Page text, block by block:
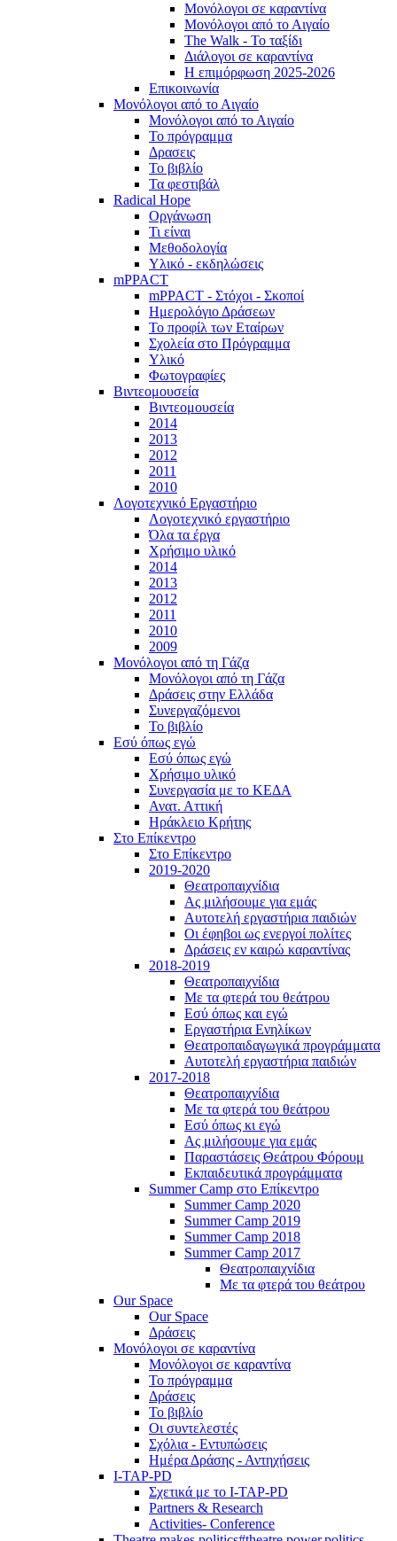
Μονόλογοι σε καραντίνα
Μονόλογοι από το Αιγαίο
The Walk - Το ταξίδι
Διάλογοι σε καραντίνα
Η επιμόρφωση 2025-2026
Επικοινωνία
Μονόλογοι από το Αιγαίο
Μονόλογοι από το Αιγαίο
Το πρόγραμμα
Δρασεις
Το βιβλίο
Τα φεστιβάλ
Radical Hope
Οργάνωση
Τι είναι
Μεθοδολογία
Υλικό - εκδηλώσεις
mPPACT
mPPACT - Στόχοι - Σκοποί
Ημερολόγιο Δράσεων
Το προφίλ των Εταίρων
Σχολεία στο Πρόγραμμα
Υλικό
Φωτογραφίες
Βιντεομουσεία
Βιντεομουσεία
2014
2013
2012
2011
2010
Λογοτεχνικό Εργαστήριο
Λογοτεχνικό εργαστήριο
Όλα τα έργα
Χρήσιμο υλικό
2014
2013
2012
2011
2010
2009
Μονόλογοι από τη Γάζα
Μονόλογοι από τη Γάζα
Δράσεις στην Ελλάδα
Συνεργαζόμενοι
To βιβλίο
Εσύ όπως εγώ
Εσύ όπως εγώ
Χρήσιμο υλικό
Συνεργασία με το ΚΕΔΑ
Ανατ. Αττική
Ηράκλειο Κρήτης
Στο Επίκεντρο
Στο Επίκεντρο
2019-2020
Θεατροπαιχνίδια
Ας μιλήσουμε για εμάς
Αυτοτελή εργαστήρια παιδιών
Οι έφηβοι ως ενεργοί πολίτες
Δράσεις εν καιρώ καραντίνας
2018-2019
Θεατροπαιχνίδια
Με τα φτερά του θεάτρου
Εσύ όπως και εγώ
Εργαστήρια Ενηλίκων
Θεατροπαιδαγωγικά προγράμματα
Αυτοτελή εργαστήρια παιδιών
2017-2018
Θεατροπαιχνίδια
Με τα φτερά του θεάτρου
Εσύ όπως κι εγώ
Ας μιλήσουμε για εμάς
Παραστάσεις Θεάτρου Φόρουμ
Εκπαιδευτικά προγράμματα
Summer Camp στο Επίκεντρο
Summer Camp 2020
Summer Camp 2019
Summer Camp 2018
Summer Camp 2017
Θεατροπαιχνίδια
Με τα φτερά του θεάτρου
Our Space
Our Space
Δράσεις
Μονόλογοι σε καραντίνα
Μονόλογοι σε καραντίνα
Το πρόγραμμα
Δράσεις
Το βιβλίο
Οι συντελεστές
Σχόλια - Εντυπώσεις
Ημέρα Δράσης - Αντηχήσεις
I-TAP-PD
Σχετικά με το I-TAP-PD
Partners & Research
Activities- Conference